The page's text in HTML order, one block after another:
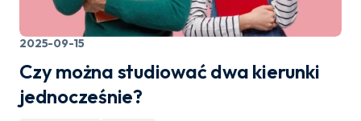
2025-09-15
Czy można studiować dwa kierunki
jednocześnie?